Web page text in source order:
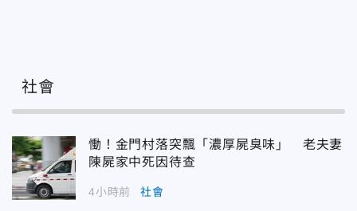
社會
慟！金門村落突飄「濃厚屍臭味」 老夫妻
陳屍家中死因待查
4小時前 社會